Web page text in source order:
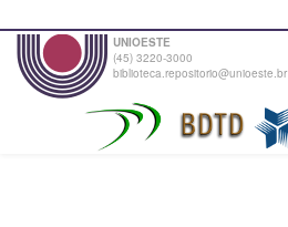
UNIOESTE
(45) 3220-3000
biblioteca.repositorio@unioeste.br